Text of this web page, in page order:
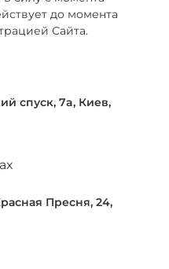
до момента
Сайта.
спуск, 7a, Киев,
Пресня, 24,